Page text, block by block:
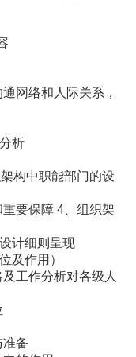
网络和人际关系，
析
构中职能部门的设
要保障 4、组织架
计细则呈现
及作用）
工作分析对各级人
备